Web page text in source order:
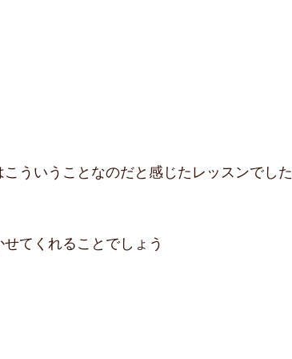
ういうことなのだと感じたレッスンでした
てくれることでしょう